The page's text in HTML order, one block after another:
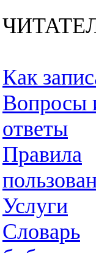
Как
Вопросы
ответы
Правила
Услуги
Словарь